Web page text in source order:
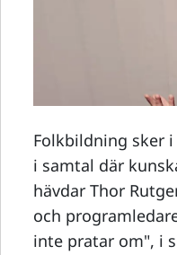
Folkbildning sker
i samtal där
hävdar Thor
och
inte pratar om", i